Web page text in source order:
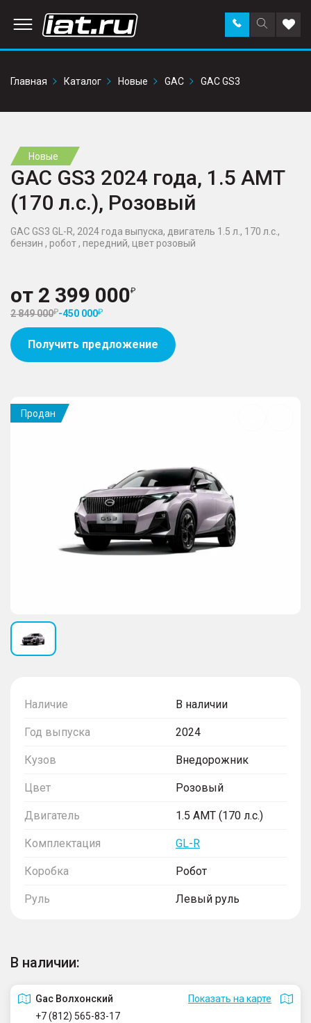
Поиск
по
Заказать
звонок в
Главная
Каталог Новые GAC GAC GS3
Новые
GAC GS3 2024 года, 1.5 AMT
(170 л.с.), Розовый
GAC GS3 GL-R, 2024 года выпуска, двигатель 1.5 л., 170 л.с.,
бензин , робот , передний, цвет розовый
от 2 399 000
2 849 000 -450 000
Получить предложение
Наличие В наличии
Год выпуска 2024
Кузов Внедорожник
Цвет Розовый
Двигатель 1.5 AMT (170 л.с.)
Комплектация GL-R
Коробка Робот
Руль Левый руль
В наличии:
Gac Волхонский
Показать на карте
+7 (812) 565-83-17
Продан